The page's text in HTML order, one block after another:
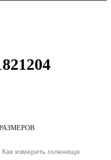
Как измерить голенище